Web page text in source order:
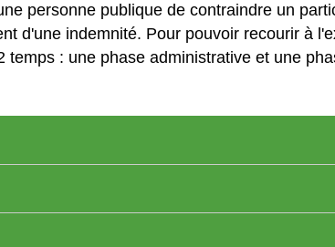
personne publique de contraindre un
d'une indemnité. Pour pouvoir recourir à
: une phase administrative et une